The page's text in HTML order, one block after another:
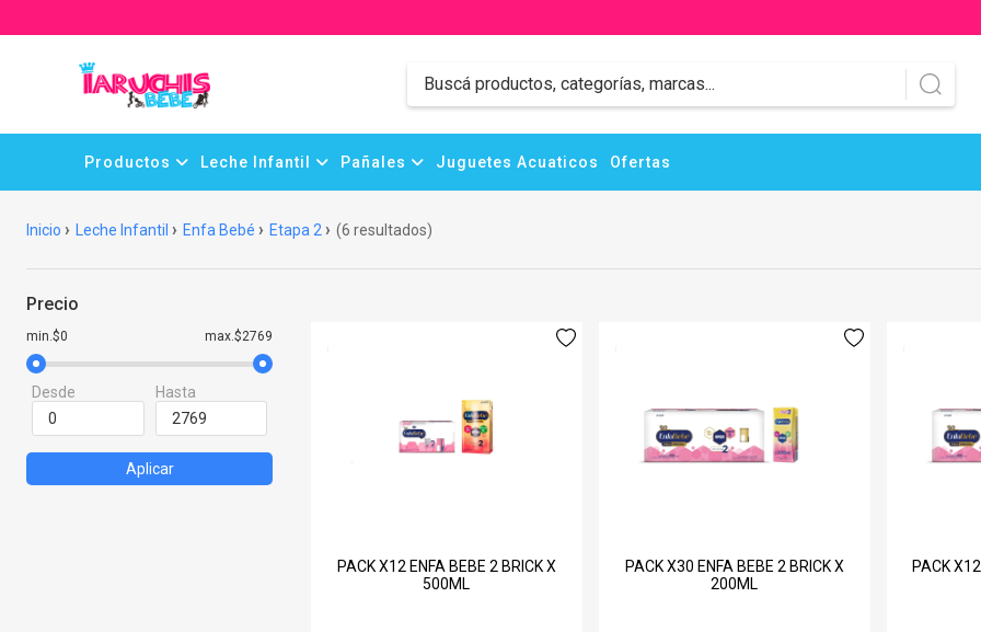
Productos Leche Infantil Pañales Juguetes Acuaticos Ofertas
Inicio Leche Infantil Enfa Bebé Etapa 2 (6 resultados)
Precio
min.$0 max.$2769
Desde Hasta
Aplicar
PACK X12 ENFA BEBE 2 BRICK X
500ML
PACK X30 ENFA BEBE 2 BRICK X
200ML
PACK